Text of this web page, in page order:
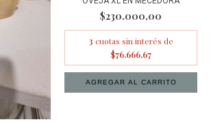
$230.000,00
3 cuotas sin interés de
$76.666,67